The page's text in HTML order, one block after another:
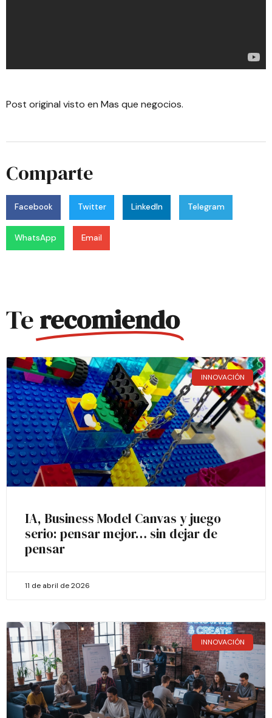
Post original visto en Mas que negocios.
Comparte
Facebook Twitter LinkedIn Telegram
WhatsApp Email
Terecomiendo
INNOVACIÓN
IA, Business Model Canvas y juego
serio: pensar mejor… sin dejar de
pensar
11 de abril de 2026
INNOVACIÓN